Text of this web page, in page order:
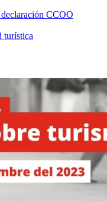
CCOO
turística